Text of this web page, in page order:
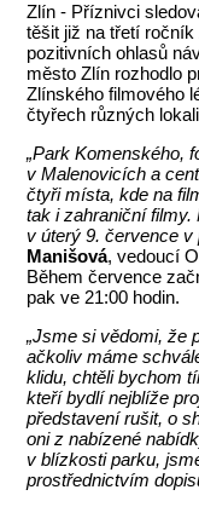
Zlín - Příznivci
těšit již na třetí
pozitivních ohlasů
město Zlín rozhodlo
Zlínského filmového
čtyřech různých
„Park Komenského,
v Malenovicích a
čtyři místa, kde na
tak i zahraniční
v úterý 9. července v
Manišová, vedoucí
Během července
pak ve 21:00 hodin.
„Jsme si vědomi, že
ačkoliv máme
klidu, chtěli bychom
kteří bydlí nejblíže
představení rušit, o
oni z nabízené
v blízkosti parku,
prostřednictvím